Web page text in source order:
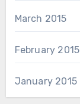
March 2015
February 2015
January 2015